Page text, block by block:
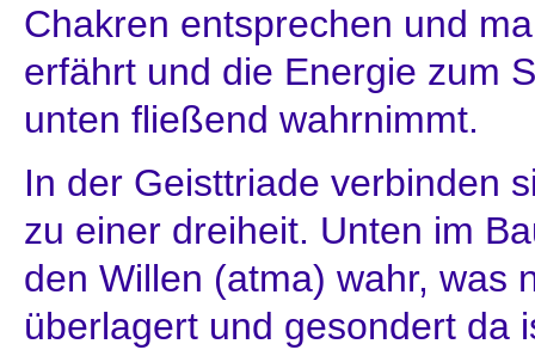
Chakren entsprechen und
erfährt und die Energie zum
unten fließend wahrnimmt.
In der Geisttriade verbinden
zu einer dreiheit. Unten im
den Willen (atma) wahr, was
überlagert und gesondert da